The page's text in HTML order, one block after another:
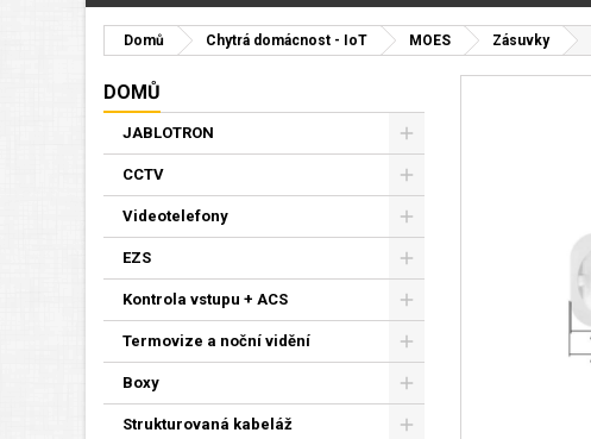
Domů Chytrá domácnost - IoT MOES Zásuvky
DOMŮ
JABLOTRON
CCTV
Videotelefony
EZS
Kontrola vstupu + ACS
Termovize a noční vidění
Boxy
Strukturovaná kabeláž